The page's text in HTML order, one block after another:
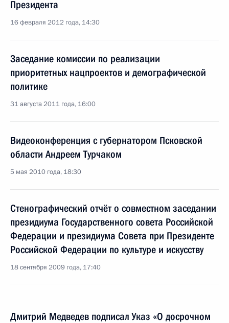
Президента
16 февраля 2012 года, 14:30
Заседание комиссии по реализации
приоритетных нацпроектов и демографической
политике
31 августа 2011 года, 16:00
Видеоконференция с губернатором Псковской
области Андреем Турчаком
5 мая 2010 года, 18:30
Стенографический отчёт о совместном заседании
президиума Государственного совета Российской
Федерации и президиума Совета при Президенте
Российской Федерации по культуре и искусству
18 сентября 2009 года, 17:40
Дмитрий Медведев подписал Указ «О досрочном